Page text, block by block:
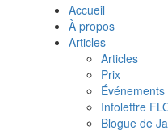
Accueil
À propos
Articles
Articles
Prix
Événements
Infolettre
Blogue de